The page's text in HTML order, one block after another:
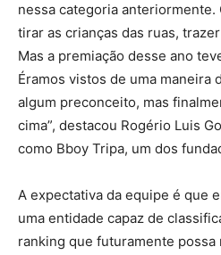
nessa categoria
tirar as crianças das ruas,
Mas a premiação desse ano
Éramos vistos de uma maneira
algum preconceito, mas
cima”, destacou Rogério Luis
como Bboy Tripa, um dos
A expectativa da equipe é que
uma entidade capaz de
ranking que futuramente